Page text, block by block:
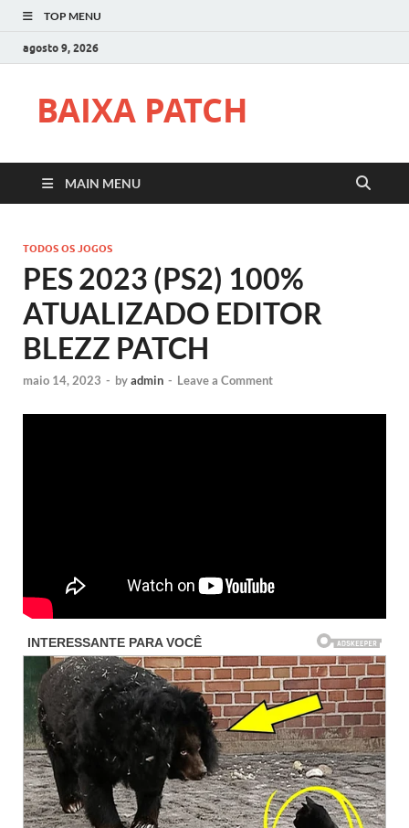
TOP MENU
agosto 9, 2026
BAIXA PATCH
MAIN MENU
TODOS OS JOGOS
PES 2023 (PS2) 100%
ATUALIZADO EDITOR
BLEZZ PATCH
maio 14, 2023 - byadmin - Leave a Comment